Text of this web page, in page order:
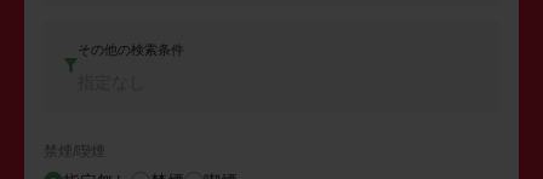
その他の検索条件
禁煙/喫煙